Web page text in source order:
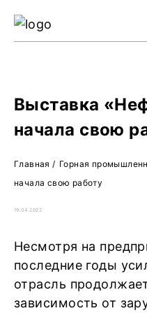
Выставка
начала свою
Главная / Горная
начала свою работу
19.04.2022
Несмотря на
последние годы
отрасль
зависимость от